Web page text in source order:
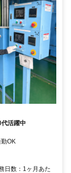
活躍中
OK
日数：1ヶ月あた